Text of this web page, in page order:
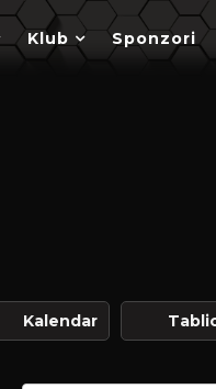
Klub Sponzori
Kalendar